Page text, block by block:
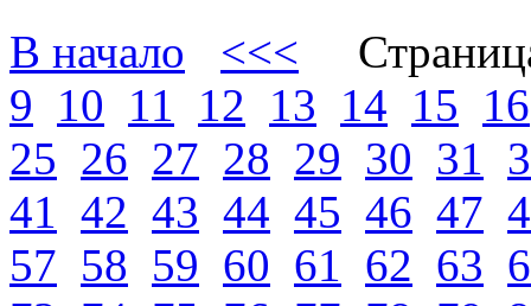
В начало <<<
9 10 11 12 13 14 15 16
25 26 27 28 29 30 31
41 42 43 44 45 46 47
57 58 59 60 61 62 63